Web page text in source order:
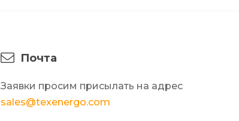
Почта
Заявки просим присылать на адрес
sales@texenergo.com